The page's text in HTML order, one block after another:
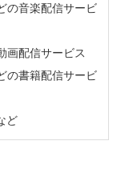
底解説【2社合
チャ･Wチャンス
の音楽配信サービ
画配信サービス
の書籍配信サービ
ど